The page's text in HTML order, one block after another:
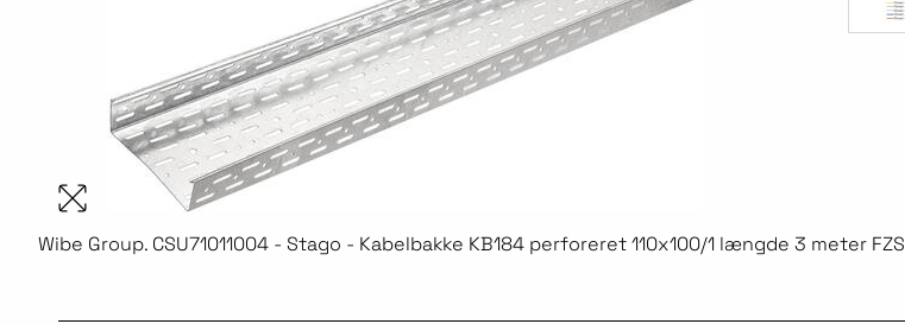
Wibe Group. CSU71011004 - Stago - Kabelbakke KB184 perforeret 110x100/1 længde 3 meter FZS